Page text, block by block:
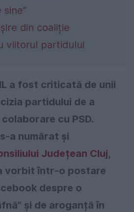
din coaliție
viitorul partidului
a fost criticată de unii
partidului de a
cu PSD.
a numărat și
Județean Cluj,
vorbit într-o postare
despre o
și de aroganță în